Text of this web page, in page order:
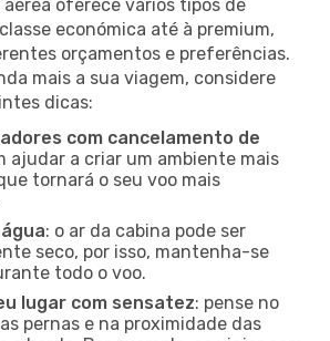
aérea oferece vários tipos de
económica até à premium,
orçamentos e preferências.
mais a sua viagem, considere
dicas:
com cancelamento de
ajudar a criar um ambiente mais
tornará o seu voo mais
: o ar da cabina pode ser
seco, por isso, mantenha-se
todo o voo.
lugar com sensatez: pense no
pernas e na proximidade das